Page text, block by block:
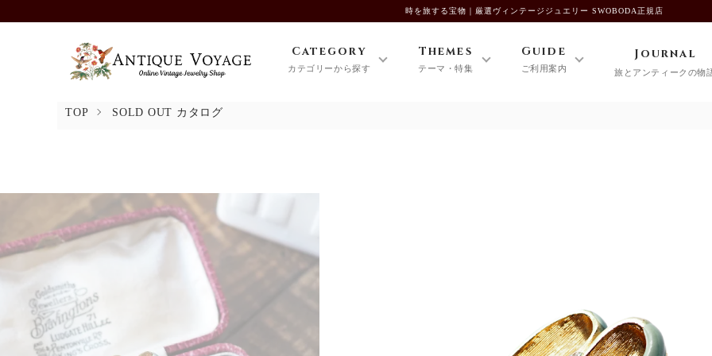
時を旅する宝物｜厳選ヴィンテージジュエリー SWOBODA正規店
Category
カテゴリーから探す
Themes
テーマ・特集
Guide
ご利用案内
Journal
旅とアンティークの物
TOP SOLD OUT カタログ